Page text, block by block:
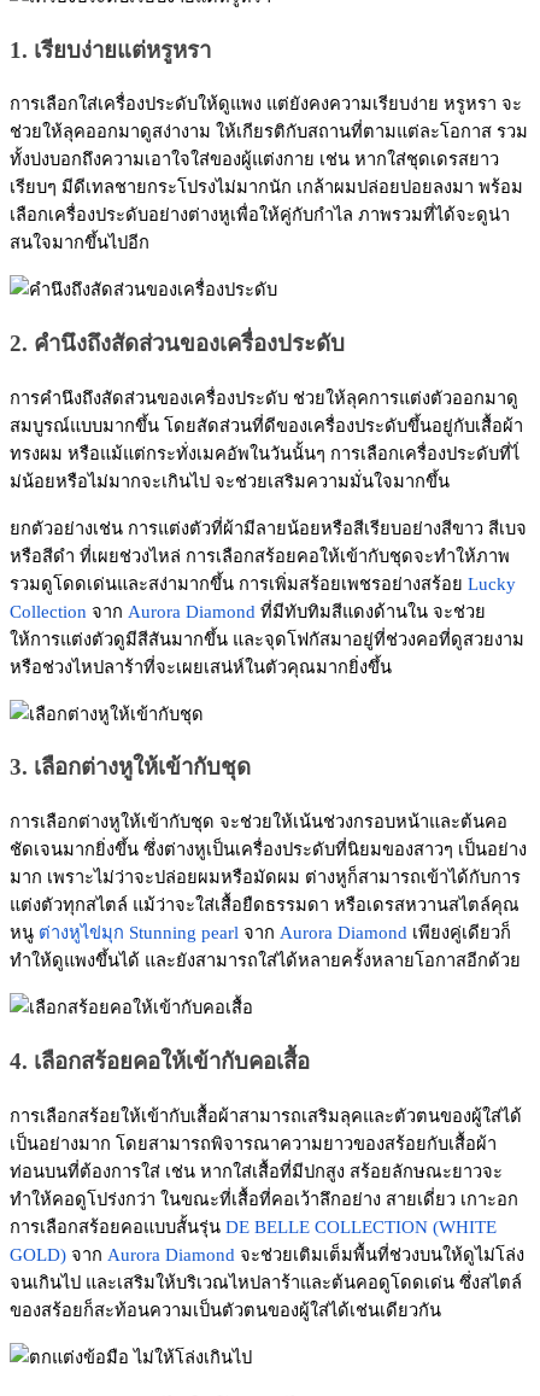
1. เรียบง่ายแต่หรูหรา
การเลือกใส่เครื่องประดับให้ดูแพง แต่ยังคงความเรียบง่าย หรูหรา จะ
ช่วยให้ลุคออกมาดูสง่างาม ให้เกียรติกับสถานที่ตามแต่ละโอกาส รวม
ทั้งบ่งบอกถึงความเอาใจใส่ของผู้แต่งกาย เช่น หากใส่ชุดเดรสยาว
เรียบๆ มีดีเทลชายกระโปรงไม่มากนัก เกล้าผมปล่อยปอยลงมา พร้อม
เลือกเครื่องประดับอย่างต่างหูเพื่อให้คู่กับกำไล ภาพรวมที่ได้จะดูน่า
สนใจมากขึ้นไปอีก
2. คำนึงถึงสัดส่วนของเครื่องประดับ
การคำนึงถึงสัดส่วนของเครื่องประดับ ช่วยให้ลุคการแต่งตัวออกมาดู
สมบูรณ์แบบมากขึ้น โดยสัดส่วนที่ดีของเครื่องประดับขึ้นอยู่กับเสื้อผ้า
ทรงผม หรือแม้แต่กระทั่งเมคอัพในวันนั้นๆ การเลือกเครื่องประดับที่ไ่
ม่น้อยหรือไม่มากจะเกินไป จะช่วยเสริมความมั่นใจมากขึ้น
ยกตัวอย่างเช่น การแต่งตัวที่ผ้ามีลายน้อยหรือสีเรียบอย่างสีขาว สีเบจ
หรือสีดำ ที่เผยช่วงไหล่ การเลือกสร้อยคอให้เข้ากับชุดจะทำให้ภาพ
รวมดูโดดเด่นและสง่ามากขึ้น การเพิ่มสร้อยเพชรอย่างสร้อย Lucky
Collection จาก Aurora Diamond ที่มีทับทิมสีแดงด้านใน จะช่วย
ให้การแต่งตัวดูมีสีสันมากขึ้น และจุดโฟกัสมาอยู่ที่ช่วงคอที่ดูสวยงาม
หรือช่วงไหปลาร้าที่จะเผยเสน่ห์ในตัวคุณมากยิ่งขึ้น
3. เลือกต่างหูให้เข้ากับชุด
การเลือกต่างหูให้เข้ากับชุด จะช่วยให้เน้นช่วงกรอบหน้าและต้นคอ
ชัดเจนมากยิ่งขึ้น ซึ่งต่างหูเป็นเครื่องประดับที่นิยมของสาวๆ เป็นอย่าง
มาก เพราะไม่ว่าจะปล่อยผมหรือมัดผม ต่างหูก็สามารถเข้าได้กับการ
แต่งตัวทุกสไตล์ แม้ว่าจะใส่เสื้อยืดธรรมดา หรือเดรสหวานสไตล์คุณ
หนู ต่างหูไข่มุก Stunning pearl จาก Aurora Diamond เพียงคู่เดียวก็
ทำให้ดูแพงขึ้นได้ และยังสามารถใส่ได้หลายครั้งหลายโอกาสอีกด้วย
4. เลือกสร้อยคอให้เข้ากับคอเสื้อ
การเลือกสร้อยให้เข้ากับเสื้อผ้าสามารถเสริมลุคและตัวตนของผู้ใส่ได้
เป็นอย่างมาก โดยสามารถพิจารณาความยาวของสร้อยกับเสื้อผ้า
ท่อนบนที่ต้องการใส่ เช่น หากใส่เสื้อที่มีปกสูง สร้อยลักษณะยาวจะ
ทำให้คอดูโปร่งกว่า ในขณะที่เสื้อที่คอเว้าลึกอย่าง สายเดี่ยว เกาะอก
การเลือกสร้อยคอแบบสั้นรุ่น DE BELLE COLLECTION (WHITE
GOLD) จาก Aurora Diamond จะช่วยเติมเต็มพื้นที่ช่วงบนให้ดูไม่โล่ง
จนเกินไป และเสริมให้บริเวณไหปลาร้าและต้นคอดูโดดเด่น ซึ่งสไตล์
ของสร้อยก็สะท้อนความเป็นตัวตนของผู้ใส่ได้เช่นเดียวกัน